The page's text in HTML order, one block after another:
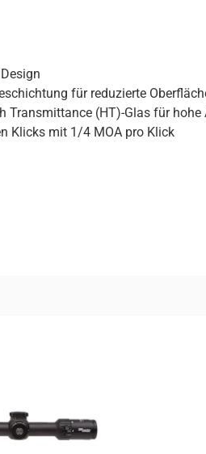
für reduzierte
Transmittance (HT)-Glas für
Klicks mit 1/4 MOA pro Klick